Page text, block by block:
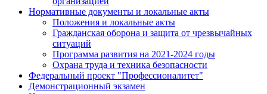
Нормативные документы и локальные акты
Положения и локальные акты
Гражданская оборона и защита от чрезвычайных
ситуаций
Программа развития на 2021-2024 годы
Охрана труда и техника безопасности
Федеральный проект "Профессионалитет"
Демонстрационный экзамен